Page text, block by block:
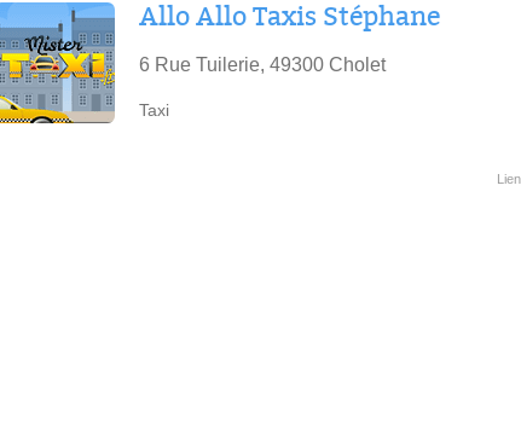
Allo Allo Taxis Stéphane
6 Rue Tuilerie, 49300 Cholet
Taxi